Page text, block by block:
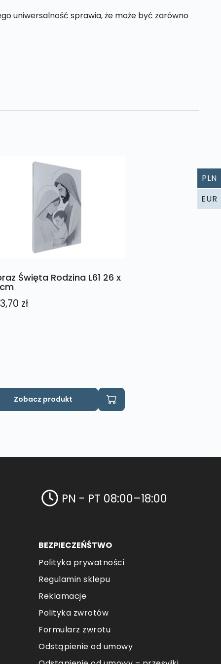
uniwersalność sprawia, że może być zarówno
Święta Rodzina L61 26 x
zł
Zobacz produkt
PN - PT 08:00–18:00
BEZPIECZEŃŚTWO
Polityka prywatności
Regulamin sklepu
Reklamacje
Polityka zwrotów
Formularz zwrotu
Odstąpienie od umowy
PLN
EUR